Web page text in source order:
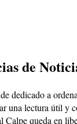
de
dedicado a
una lectura útil y
queda en